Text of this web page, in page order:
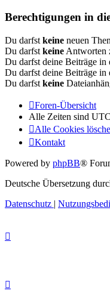
Berechtigungen in
Du darfst keine neuen
Du darfst keine Antworten
Du darfst deine Beiträge in
Du darfst deine Beiträge in
Du darfst keine
Foren-Übersicht
Alle Zeiten sind
Alle Cookies
Kontakt
Powered by phpBB®
Deutsche Übersetzung
Datenschutz |